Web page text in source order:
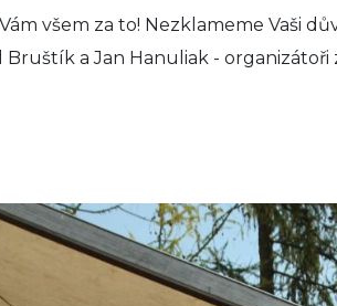
všem za to! Nezklameme Vaši
Bruštík a Jan Hanuliak - organizátoři